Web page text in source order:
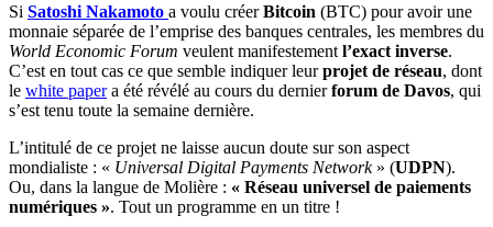
Si Satoshi Nakamoto a voulu créerBitcoin (BTC) pour avoir une
monnaie séparée de l’emprise des banques centrales, les membres du
World Economic Forum veulent manifestement l’exact inverse.
C’est en tout cas ce que semble indiquer leurprojet de réseau, dont
le white papera été révélé au cours du dernierforum de Davos, qui
s’est tenu toute la semaine dernière.
L’intitulé de ce projet ne laisse aucun doute sur son aspect
mondialiste : « Universal Digital Payments Network » (UDPN).
Ou, dans la langue de Molière : « Réseau universel de paiements
numériques ». Tout un programme en un titre !